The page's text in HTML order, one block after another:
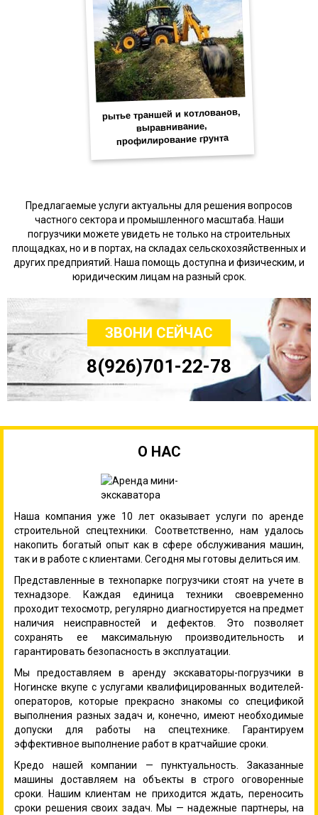
Предлагаемые услуги актуальны для решения вопросов
частного сектора и промышленного масштаба. Наши
погрузчики можете увидеть не только на строительных
площадках, но и в портах, на складах сельскохозяйственных и
других предприятий. Наша помощь доступна и физическим, и
юридическим лицам на разный срок.
ЗВОНИ СЕЙЧАС
8(926)701-22-78
О НАС
Наша компания уже 10 лет оказывает услуги по аренде
строительной спецтехники. Соответственно, нам удалось
накопить богатый опыт как в сфере обслуживания машин,
так и в работе с клиентами. Сегодня мы готовы делиться им.
Представленные в технопарке погрузчики стоят на учете в
технадзоре. Каждая единица техники своевременно
проходит техосмотр, регулярно диагностируется на предмет
наличия неисправностей и дефектов. Это позволяет
сохранять ее максимальную производительность и
гарантировать безопасность в эксплуатации.
Мы предоставляем в аренду экскаваторы-погрузчики в
Ногинске вкупе с услугами квалифицированных водителей-
операторов, которые прекрасно знакомы со спецификой
выполнения разных задач и, конечно, имеют необходимые
допуски для работы на спецтехнике. Гарантируем
эффективное выполнение работ в кратчайшие сроки.
Кредо нашей компании — пунктуальность. Заказанные
машины доставляем на объекты в строго оговоренные
сроки. Нашим клиентам не приходится ждать, переносить
сроки решения своих задач. Мы — надежные партнеры, на